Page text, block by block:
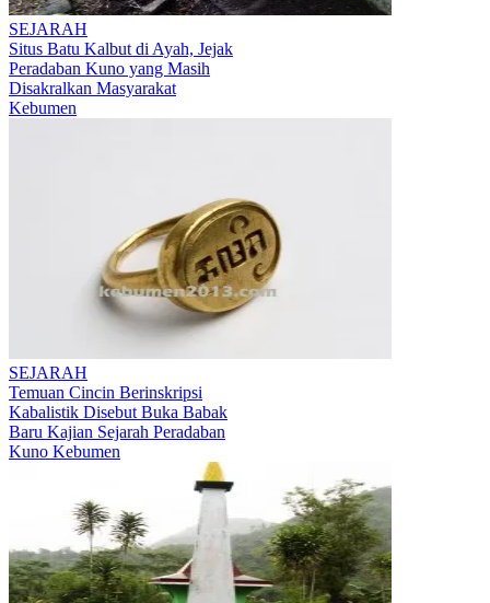
SEJARAH
Situs Batu Kalbut di Ayah, Jejak
Peradaban Kuno yang Masih
Disakralkan Masyarakat
Kebumen
SEJARAH
Temuan Cincin Berinskripsi
Kabalistik Disebut Buka Babak
Baru Kajian Sejarah Peradaban
Kuno Kebumen